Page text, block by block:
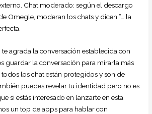
Chat moderado: según el descargo
Omegle, moderan los chats y dicen “… la
agrada la conversación establecida con
guardar la conversación para mirarla más
los chat están protegidos y son de
puedes revelar tu identidad pero no es
si estás interesado en lanzarte en esta
un top de apps para hablar con